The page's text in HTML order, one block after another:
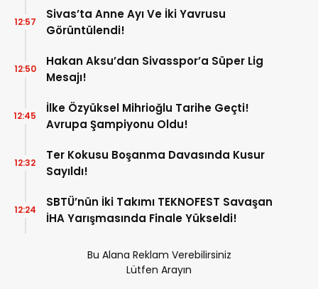
Sivas’ta Anne Ayı Ve İki Yavrusu
Görüntülendi!
12:57
Hakan Aksu’dan Sivasspor’a Süper Lig
Mesajı!
12:50
İlke Özyüksel Mihrioğlu Tarihe Geçti!
Avrupa Şampiyonu Oldu!
12:45
Ter Kokusu Boşanma Davasında Kusur
Sayıldı!
12:32
SBTÜ’nün İki Takımı TEKNOFEST Savaşan
İHA Yarışmasında Finale Yükseldi!
12:24
Bu Alana Reklam Verebilirsiniz
Lütfen Arayın